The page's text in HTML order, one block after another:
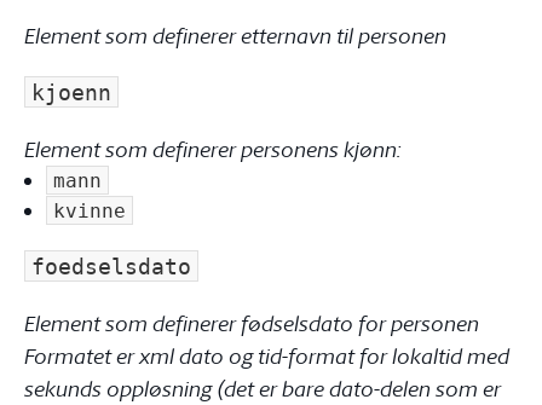
Element som definerer etternavn til personen
kjoenn
Element som definerer personens kjønn:
mann
kvinne
foedselsdato
Element som definerer fødselsdato for personen
Formatet er xml dato og tid-format for lokaltid med
sekunds oppløsning (det er bare dato-delen som er